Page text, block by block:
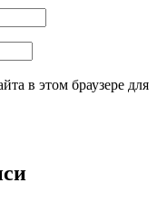
в этом браузере для